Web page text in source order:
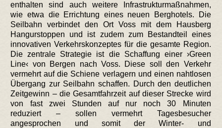
enthalten sind auch weitere Infrastrukturmaßnahmen,
wie etwa die Errichtung eines neuen Berghotels. Die
Seilbahn verbindet den Ort Voss mit dem Hausberg
Hangurstoppen und ist zudem zum Bestandteil eines
innovativen Verkehrskonzeptes für die gesamte Region.
Die zentrale Strategie ist die Schaffung einer ›Green
Line‹ von Bergen nach Voss. Diese soll den Verkehr
vermehrt auf die Schiene verlagern und einen nahtlosen
Übergang zur Seilbahn schaffen. Durch den deutlichen
Zeitgewinn – die Gesamtfahrzeit auf dieser Strecke wird
von fast zwei Stunden auf nur noch 30 Minuten
reduziert – sollen vermehrt Tagesbesucher
angesprochen und somit der Winter- und